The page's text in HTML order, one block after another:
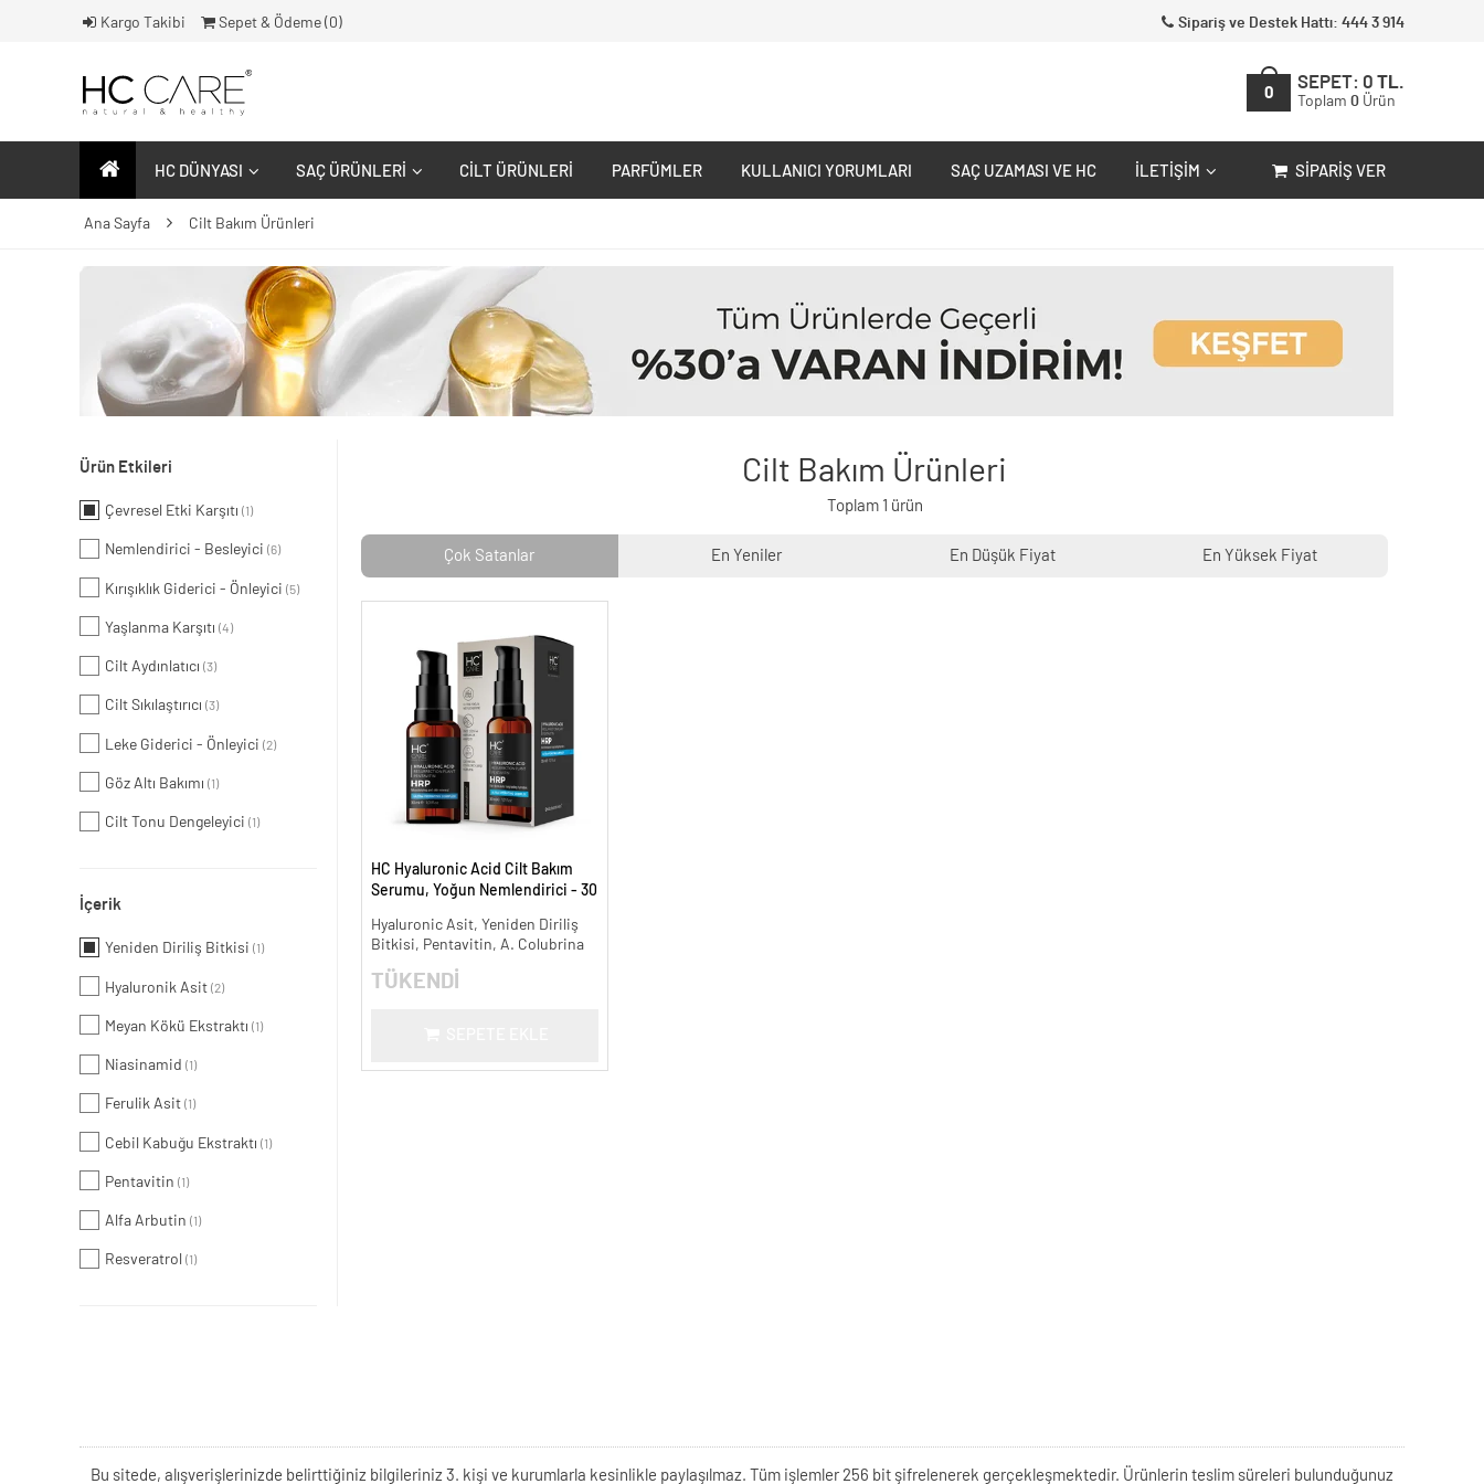
Kargo Takibi Sepet & Ödeme ( 0) Sipariş ve Destek Hattı: 444 3 914
0
SEPET: 0 TL.
Toplam 0 Ürün
HC DÜNYASI SAÇ ÜRÜNLERI CILT ÜRÜNLERI PARFÜMLER KULLANICI YORUMLARI SAÇ UZAMASI VE HC İLETIŞIM SIPARIŞ VER
Ana Sayfa Cilt Bakım Ürünleri
Ürün Etkileri
Çevresel Etki Karşıtı (1)
Nemlendirici - Besleyici (6)
Kırışıklık Giderici - Önleyici (5)
Yaşlanma Karşıtı (4)
Cilt Aydınlatıcı (3)
Cilt Sıkılaştırıcı (3)
Leke Giderici - Önleyici (2)
Göz Altı Bakımı (1)
Cilt Tonu Dengeleyici (1)
İçerik
Yeniden Diriliş Bitkisi (1)
Hyaluronik Asit (2)
Meyan Kökü Ekstraktı (1)
Niasinamid (1)
Ferulik Asit (1)
Cebil Kabuğu Ekstraktı (1)
Pentavitin (1)
Alfa Arbutin (1)
Resveratrol (1)
Cilt Bakım Ürünleri
Toplam 1 ürün
Çok Satanlar En Yeniler En Düşük Fiyat En Yüksek Fiyat
HC Hyaluronic Acid Cilt Bakım
Serumu, Yoğun Nemlendirici - 30
Hyaluronic Asit, Yeniden Diriliş
Bitkisi, Pentavitin, A. Colubrina
TÜKENDİ
Bu sitede, alışverişlerinizde belirttiğiniz bilgileriniz 3. kişi ve kurumlarla kesinlikle paylaşılmaz. Tüm işlemler 256 bit şifrelenerek gerçekleşmektedir. Ürünlerin teslim süreleri bulunduğunuz